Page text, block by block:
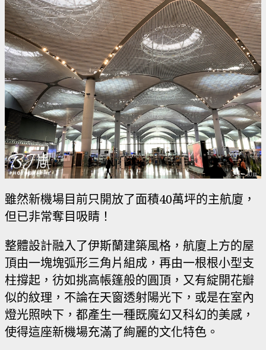
雖然新機場目前只開放了面積40萬坪的主航廈，
但已非常奪目吸睛！
整體設計融入了伊斯蘭建築風格，航廈上方的屋
頂由一塊塊弧形三角片組成，再由一根根小型支
柱撐起，彷如挑高帳篷般的圓頂，又有綻開花瓣
似的紋理，不論在天窗透射陽光下，或是在室內
燈光照映下，都產生一種既魔幻又科幻的美感，
使得這座新機場充滿了絢麗的文化特色。